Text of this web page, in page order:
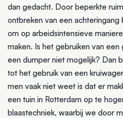
dan gedacht. Door beperkte
ontbreken van een
om op arbeidsintensieve
maken. Is het gebruiken van
een dumper niet mogelijk? Dan
tot het gebruik van een
men vaak niet weet is dat er
een tuin in Rotterdam op te
blaastechniek, waarbij we door